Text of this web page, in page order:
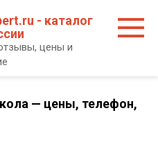
- каталог
цены и
— цены, телефон,